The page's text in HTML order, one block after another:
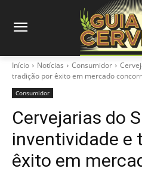
Início Notícias Consumidor
tradição por êxito em mercado
Consumidor
Cervejarias do
inventividade e
êxito em